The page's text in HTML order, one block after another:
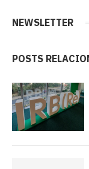
NEWSLETTER
POSTS